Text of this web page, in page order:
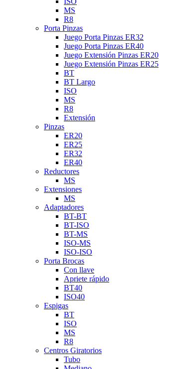
MS
R8
Porta Pinzas
Juego Porta Pinzas ER32
Juego Porta Pinzas ER40
Juego Extensión Pinzas ER20
Juego Extensión Pinzas ER25
BT
BT Largo
ISO
MS
R8
Extensión
Pinzas
ER20
ER25
ER32
ER40
Reductores
MS
Extensiones
MS
Adaptadores
BT-BT
BT-ISO
BT-MS
ISO-MS
ISO-ISO
Porta Brocas
Con llave
Apriete rápido
BT40
ISO40
Espigas
BT
ISO
MS
R8
Centros Giratorios
Tubo